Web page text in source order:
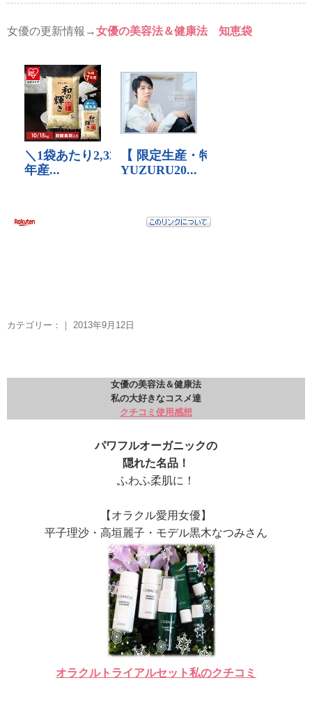
女優の更新情報→女優の美容法＆健康法 知恵袋
カテゴリー：｜ 2013年9月12日
女優の美容法＆健康法
私の大好きなコスメ達
クチコミ使用感想
パワフルオーガニックの
隠れた名品！
ふわふ柔肌に！
【オラクル愛用女優】
平子理沙・高垣麗子・モデル黒木なつみさん
オラクルトライアルセット私のクチコミ